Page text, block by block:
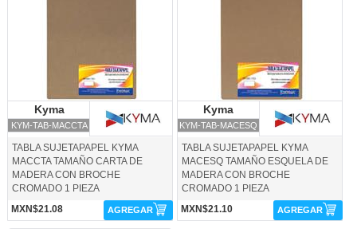
Kyma
KYM-TAB-MACCTA
TABLA SUJETAPAPEL KYMA
MACCTA TAMAÑO CARTA DE
MADERA CON BROCHE
CROMADO 1 PIEZA
MXN$21.08
AGREGAR
Kyma
KYM-TAB-MACESQ
TABLA SUJETAPAPEL KYMA
MACESQ TAMAÑO ESQUELA DE
MADERA CON BROCHE
CROMADO 1 PIEZA
MXN$21.10
AGREGAR